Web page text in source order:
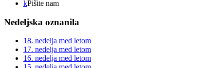
kPišite nam
Nedeljska oznanila
18. nedelja med letom
17. nedelja med letom
16. nedelja med letom